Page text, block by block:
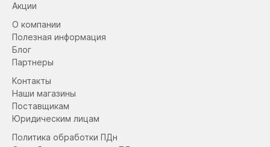
Акции
О компании
Полезная информация
Блог
Партнеры
Контакты
Наши магазины
Поставщикам
Юридическим лицам
Политика обработки ПДн